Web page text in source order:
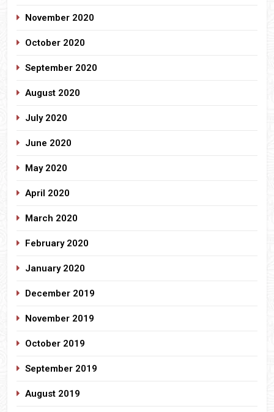
November 2020
October 2020
September 2020
August 2020
July 2020
June 2020
May 2020
April 2020
March 2020
February 2020
January 2020
December 2019
November 2019
October 2019
September 2019
August 2019